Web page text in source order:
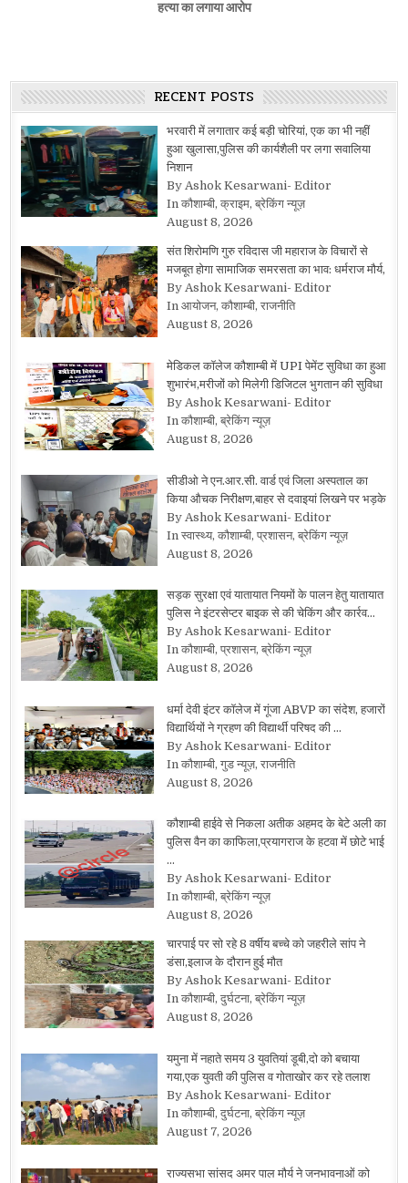
हत्या का लगाया आरोप
RECENT POSTS
भरवारी में लगातार कई बड़ी चोरियां, एक का भी नहीं
हुआ खुलासा,पुलिस की कार्यशैली पर लगा सवालिया
निशान
By Ashok Kesarwani- Editor
In कौशाम्बी, क्राइम, ब्रेकिंग न्यूज़
August 8, 2026
संत शिरोमणि गुरु रविदास जी महाराज के विचारों से
मजबूत होगा सामाजिक समरसता का भाव: धर्मराज मौर्य,
By Ashok Kesarwani- Editor
In आयोजन, कौशाम्बी, राजनीति
August 8, 2026
मेडिकल कॉलेज कौशाम्बी में UPI पेमेंट सुविधा का हुआ
शुभारंभ,मरीजों को मिलेगी डिजिटल भुगतान की सुविधा
By Ashok Kesarwani- Editor
In कौशाम्बी, ब्रेकिंग न्यूज़
August 8, 2026
सीडीओ ने एन.आर.सी. वार्ड एवं जिला अस्पताल का
किया औचक निरीक्षण,बाहर से दवाइयां लिखने पर भड़के
By Ashok Kesarwani- Editor
In स्वास्थ्य, कौशाम्बी, प्रशासन, ब्रेकिंग न्यूज़
August 8, 2026
सड़क सुरक्षा एवं यातायात नियमों के पालन हेतु यातायात
पुलिस ने इंटरसेप्टर बाइक से की चेकिंग और कार्रव…
By Ashok Kesarwani- Editor
In कौशाम्बी, प्रशासन, ब्रेकिंग न्यूज़
August 8, 2026
धर्मा देवी इंटर कॉलेज में गूंजा ABVP का संदेश, हजारों
विद्यार्थियों ने ग्रहण की विद्यार्थी परिषद की …
By Ashok Kesarwani- Editor
In कौशाम्बी, गुड न्यूज़, राजनीति
August 8, 2026
कौशाम्बी हाईवे से निकला अतीक अहमद के बेटे अली का
पुलिस वैन का काफिला,प्रयागराज के हटवा में छोटे भाई
…
By Ashok Kesarwani- Editor
In कौशाम्बी, ब्रेकिंग न्यूज़
August 8, 2026
चारपाई पर सो रहे 8 वर्षीय बच्चे को जहरीले सांप ने
डंसा,इलाज के दौरान हुई मौत
By Ashok Kesarwani- Editor
In कौशाम्बी, दुर्घटना, ब्रेकिंग न्यूज़
August 8, 2026
यमुना में नहाते समय 3 युवतियां डूबी,दो को बचाया
गया,एक युवती की पुलिस व गोताखोर कर रहे तलाश
By Ashok Kesarwani- Editor
In कौशाम्बी, दुर्घटना, ब्रेकिंग न्यूज़
August 7, 2026
राज्यसभा सांसद अमर पाल मौर्य ने जनभावनाओं को